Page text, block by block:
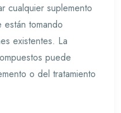
cualquier suplemento
están tomando
existentes. La
puede
o del tratamiento